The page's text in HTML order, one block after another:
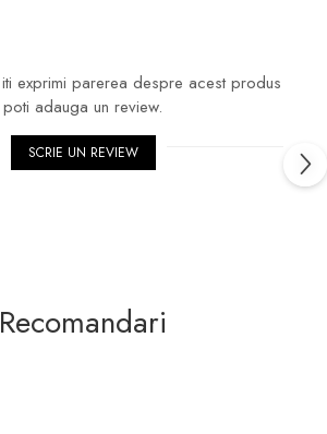
exprimi parerea despre acest produs
poti adauga un review.
SCRIE UN REVIEW
Recomandari